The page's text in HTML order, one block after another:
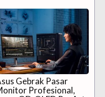
Gebrak Pasar
Profesional,